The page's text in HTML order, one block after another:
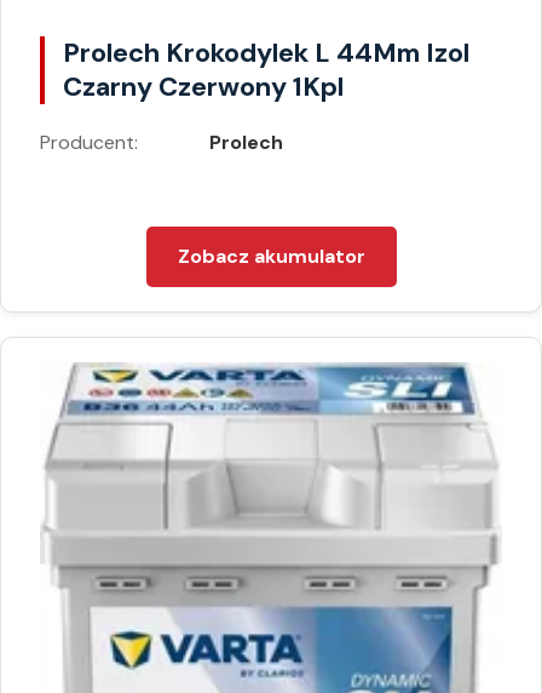
Prolech Krokodylek L 44Mm Izol
Czarny Czerwony 1Kpl
Producent: Prolech
Zobacz akumulator